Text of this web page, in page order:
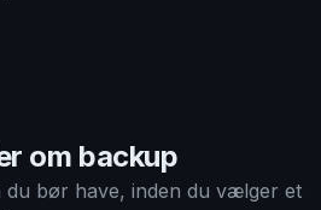
om backup
du bør have, inden du vælger et